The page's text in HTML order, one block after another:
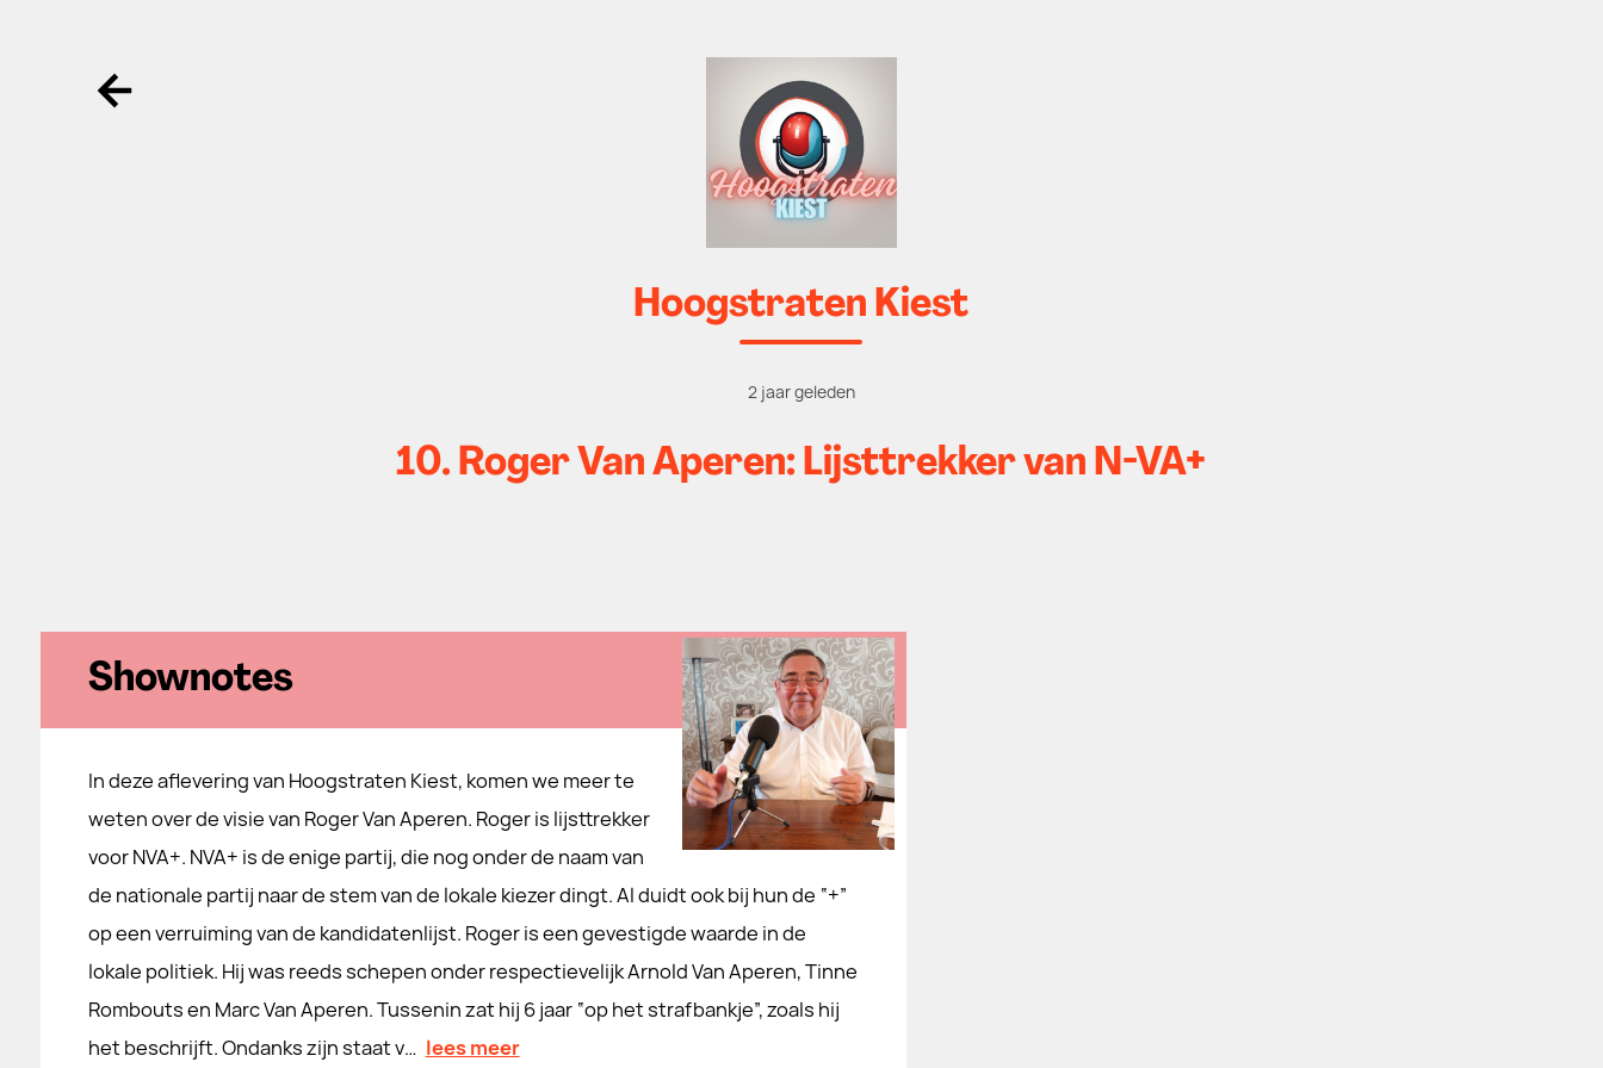
Ga terug
Hoogstraten Kiest
2 jaar geleden
10. Roger Van Aperen: Lijsttrekker van N-VA+
Shownotes
In deze aflevering van Hoogstraten Kiest, komen we meer te
weten over de visie van Roger Van Aperen. Roger is lijsttrekker
voor NVA+. NVA+ is de enige partij, die nog onder de naam van
de nationale partij naar de stem van de lokale kiezer dingt. Al duidt ook bij hun de “+”
op een verruiming van de kandidatenlijst. Roger is een gevestigde waarde in de
lokale politiek. Hij was reeds schepen onder respectievelijk Arnold Van Aperen, Tinne
Rombouts en Marc Van Aperen. Tussenin zat hij 6 jaar “op het strafbankje”, zoals hij
het beschrijft. Ondanks zijn staat v… lees meer